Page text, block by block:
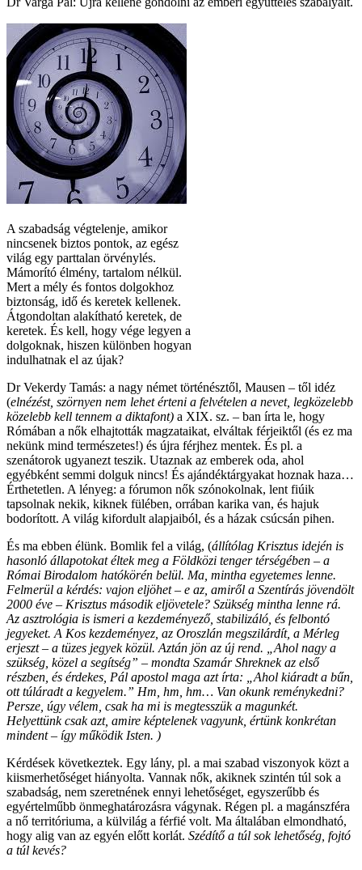
A szabadság végtelenje, amikor
nincsenek biztos pontok, az egész
világ egy parttalan örvénylés.
Mámorító élmény, tartalom nélkül.
Mert a mély és fontos dolgokhoz
biztonság, idő és keretek kellenek.
Átgondoltan alakítható keretek, de
keretek. És kell, hogy vége legyen a
dolgoknak, hiszen különben hogyan
indulhatnak el az újak?
Dr Vekerdy Tamás: a nagy német történésztől, Mausen – től idéz
(elnézést, szörnyen nem lehet érteni a felvételen a nevet, legközelebb
közelebb kell tennem a diktafont) a XIX. sz. – ban írta le, hogy
Rómában a nők elhajtották magzataikat, elváltak férjeiktől (és ez ma
nekünk mind természetes!) és újra férjhez mentek. És pl. a
szenátorok ugyanezt teszik. Utaznak az emberek oda, ahol
egyébként semmi dolguk nincs! És ajándéktárgyakat hoznak haza…
Érthetetlen. A lényeg: a fórumon nők szónokolnak, lent fiúik
tapsolnak nekik, kiknek fülében, orrában karika van, és hajuk
bodorított. A világ kifordult alapjaiból, és a házak csúcsán pihen.
És ma ebben élünk. Bomlik fel a világ, (állítólag Krisztus idején is
hasonló állapotokat éltek meg a Földközi tenger térségében – a
Római Birodalom hatókörén belül. Ma, mintha egyetemes lenne.
Felmerül a kérdés: vajon eljöhet – e az, amiről a Szentírás jövendölt
2000 éve – Krisztus második eljövetele? Szükség mintha lenne rá.
Az asztrológia is ismeri a kezdeményező, stabilizáló, és felbontó
jegyeket. A Kos kezdeményez, az Oroszlán megszilárdít, a Mérleg
erjeszt – a tüzes jegyek közül. Aztán jön az új rend. „Ahol nagy a
szükség, közel a segítség” – mondta Szamár Shreknek az első
részben, és érdekes, Pál apostol maga azt írta: „Ahol kiáradt a bűn,
ott túláradt a kegyelem.” Hm, hm, hm… Van okunk reménykedni?
Persze, úgy vélem, csak ha mi is megtesszük a magunkét.
Helyettünk csak azt, amire képtelenek vagyunk, értünk konkrétan
mindent – így működik Isten. )
Kérdések következtek. Egy lány, pl. a mai szabad viszonyok közt a
kiismerhetőséget hiányolta. Vannak nők, akiknek szintén túl sok a
szabadság, nem szeretnének ennyi lehetőséget, egyszerűbb és
egyértelműbb önmeghatározásra vágynak. Régen pl. a magánszféra
a nő territóriuma, a külvilág a férfié volt. Ma általában elmondható,
hogy alig van az egyén előtt korlát. Szédítő a túl sok lehetőség, fojtó
a túl kevés?